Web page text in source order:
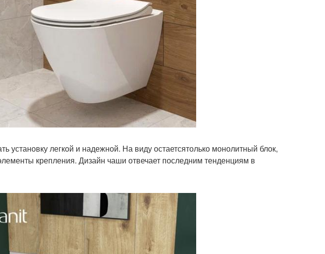
установку легкой и надежной. На виду остаетсятолько монолитный блок,
крепления. Дизайн чаши отвечает последним тенденциям в